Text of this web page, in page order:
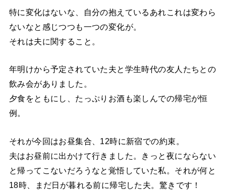
特に変化はないな、自分の抱えているあれこれは変わら
ないなと感じつつも一つの変化が。
それは夫に関すること。
年明けから予定されていた夫と学生時代の友人たちとの
飲み会がありました。
夕食をともにし、たっぷりお酒も楽しんでの帰宅が恒
例。
それが今回はお昼集合、12時に新宿での約束。
夫はお昼前に出かけて行きました。きっと夜にならない
と帰ってこないだろうなと覚悟していた私。それが何と
18時、まだ日が暮れる前に帰宅した夫。驚きです！